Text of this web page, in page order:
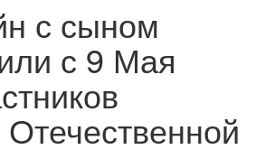
с сыном
с 9 Мая